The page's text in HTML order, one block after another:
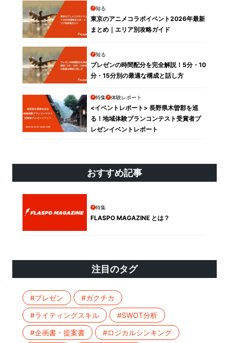
知る
東京のアニメコラボイベント2026年最新
まとめ｜エリア別攻略ガイド
知る
プレゼンの時間配分を完全解説！5分・10
分・15分別の最適な構成と話し方
特集 体験レポート
<イベントレポート> 長野県木曽郡を巡
る！地域体験プランコンテスト受賞者プ
レゼンイベントレポート
おすすめ記事
特集
FLASPO MAGAZINE とは？
注目のタグ
#プレゼン
#ガクチカ
#ライティングスキル
#SWOT分析
#企画書・提案書
#ロジカルシンキング